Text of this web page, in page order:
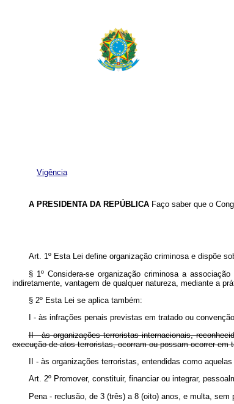
Vigência
A PRESIDENTA DA REPÚBLICA Faço saber que o
Art. 1º Esta Lei define organização criminosa e dispõe
§ 1º Considera-se organização criminosa a
indiretamente, vantagem de qualquer natureza, mediante a
§ 2º Esta Lei se aplica também:
I - às infrações penais previstas em tratado ou
II - às organizações terroristas internacionais,
execução de atos terroristas, ocorram ou possam ocorrer em
II - às organizações terroristas, entendidas como
Art. 2º Promover, constituir, financiar ou integrar,
Pena - reclusão, de 3 (três) a 8 (oito) anos, e multa,